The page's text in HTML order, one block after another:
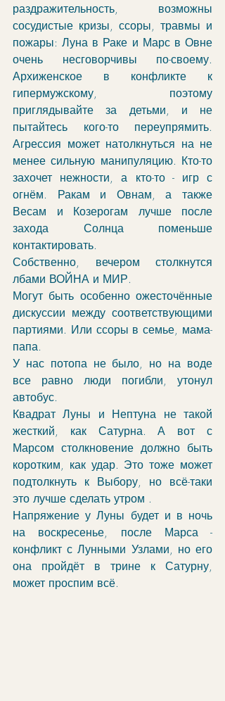
раздражительность, возможны
сосудистые кризы, ссоры, травмы и
пожары: Луна в Раке и Марс в Овне
очень несговорчивы по-своему.
Архиженское в конфликте к
гипермужскому, поэтому
приглядывайте за детьми, и не
пытайтесь кого-то переупрямить.
Агрессия может натолкнуться на не
менее сильную манипуляцию. Кто-то
захочет нежности, а кто-то - игр с
огнём. Ракам и Овнам, а также
Весам и Козерогам лучше после
захода Солнца поменьше
контактировать.
Собственно, вечером столкнутся
лбами ВОЙНА и МИР.
Могут быть особенно ожесточённые
дискуссии между соответствующими
партиями. Или ссоры в семье, мама-
папа.
У нас потопа не было, но на воде
все равно люди погибли, утонул
автобус.
Квадрат Луны и Нептуна не такой
жесткий, как Сатурна. А вот с
Марсом столкновение должно быть
коротким, как удар. Это тоже может
подтолкнуть к Выбору, но всё-таки
это лучше сделать утром .
Напряжение у Луны будет и в ночь
на воскресенье, после Марса -
конфликт с Лунными Узлами, но его
она пройдёт в трине к Сатурну,
может проспим всё.